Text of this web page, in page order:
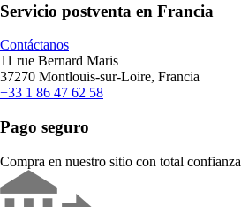
Servicio postventa en Francia
Contáctanos
11 rue Bernard Maris
37270 Montlouis-sur-Loire, Francia
+33 1 86 47 62 58
Pago seguro
Compra en nuestro sitio con total confianza